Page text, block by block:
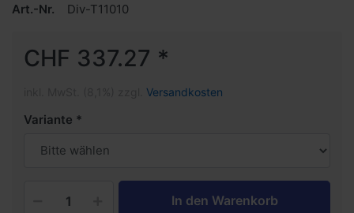
Art.-Nr.
Div-T11010
CHF 337.27 *
Versandkosten
Variante
In den Warenkorb